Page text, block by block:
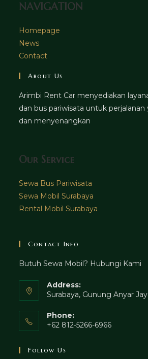
NAVIGATION
Homepage
News
Contact
About Us
Arimbi Rent Car menyediakan
dan bus pariwisata untuk
dan menyenangkan
Our Service
Sewa Bus Pariwisata
Sewa Mobil Surabaya
Rental Mobil Surabaya
Contact Info
Butuh Sewa Mobil? Hubungi Kami
Address:
Surabaya, Gunung Anyar
Phone:
+62 812-5266-6966
Follow Us